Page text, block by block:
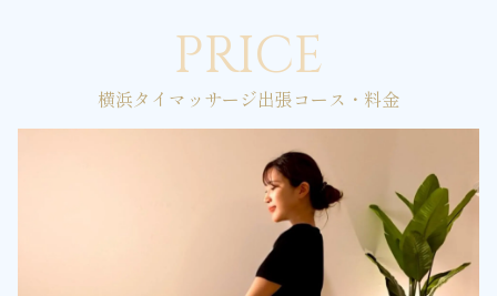
PRICE
横浜タイマッサージ出張コース・料金